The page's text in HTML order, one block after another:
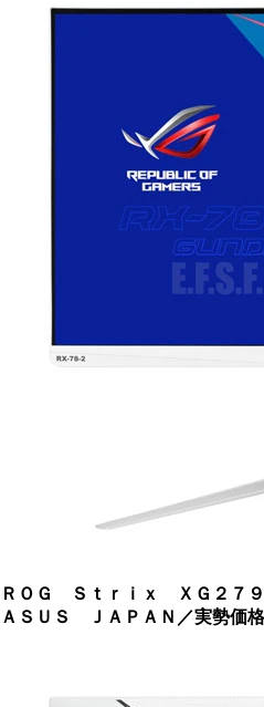
ＲＯＧ Ｓｔｒｉｘ ＸＧ２７
ＡＳＵＳ ＪＡＰＡＮ／実勢価